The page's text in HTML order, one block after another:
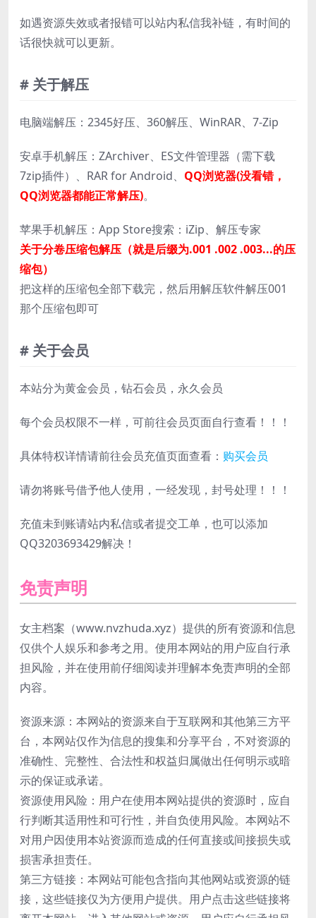
如遇资源失效或者报错可以站内私信我补链，有时间的
话很快就可以更新。
# 关于解压
电脑端解压：2345好压、360解压、WinRAR、7-Zip
安卓手机解压：ZArchiver、ES文件管理器（需下载
7zip插件）、RAR for Android、 QQ浏览器(没看错，
QQ浏览器都能正常解压)。
苹果手机解压：App Store搜索：iZip、解压专家
关于分卷压缩包解压（就是后缀为.001 .002 .003...的压
缩包）
把这样的压缩包全部下载完，然后用解压软件解压001
那个压缩包即可
# 关于会员
本站分为黄金会员，钻石会员，永久会员
每个会员权限不一样，可前往会员页面自行查看！！！
具体特权详情请前往会员充值页面查看： 购买会员
请勿将账号借予他人使用，一经发现，封号处理！！！
充值未到账请站内私信或者提交工单，也可以添加
QQ3203693429解决！
免责声明
女主档案（www.nvzhuda.xyz）提供的所有资源和信息
仅供个人娱乐和参考之用。使用本网站的用户应自行承
担风险，并在使用前仔细阅读并理解本免责声明的全部
内容。
资源来源：本网站的资源来自于互联网和其他第三方平
台，本网站仅作为信息的搜集和分享平台，不对资源的
准确性、完整性、合法性和权益归属做出任何明示或暗
示的保证或承诺。
资源使用风险：用户在使用本网站提供的资源时，应自
行判断其适用性和可行性，并自负使用风险。本网站不
对用户因使用本站资源而造成的任何直接或间接损失或
损害承担责任。
第三方链接：本网站可能包含指向其他网站或资源的链
接，这些链接仅为方便用户提供。用户点击这些链接将